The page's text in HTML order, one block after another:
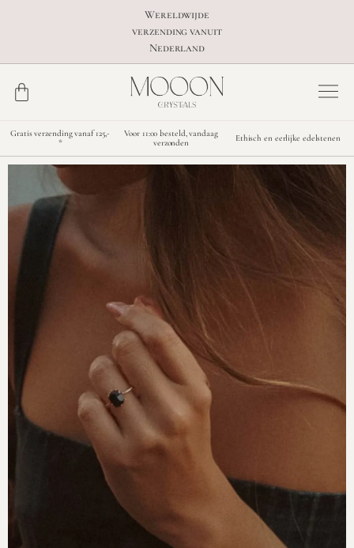
Wereldwijde
verzending vanuit
Nederland
Gratis verzending vanaf 125,-
*
Voor 11:00 besteld, vandaag
verzonden
Ethisch en eerlijke edelstenen